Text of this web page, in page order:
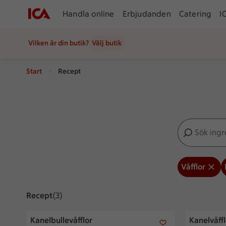
Handla online Erbjudanden Catering
Vilken är din butik? Välj butik
Start Recept
Sök
Inga förslag
Våfflor
ReceptVisar 3 stycken
(3)
Kanelbullevåfflor
Kanelbullevåfflor